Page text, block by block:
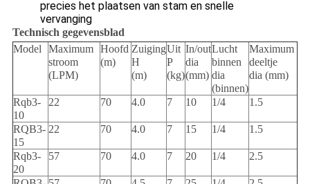
precies het plaatsen van stam en snelle
vervanging
Technisch gegevensblad
Model Maximum
stroom
(LPM)
Hoofd
(m)
Zuiging
H
(m)
Uit
P
(kg)
In/out
dia
(mm)
Lucht
binnen
dia
(binnen)
Maximum
deeltje
dia (mm)
Rqb3-
10
22 70 4.0 7 10 1/4 1.5
RQB3-
15
22 70 4.0 7 15 1/4 1.5
Rqb3-
20
57 70 4.0 7 20 1/4 2.5